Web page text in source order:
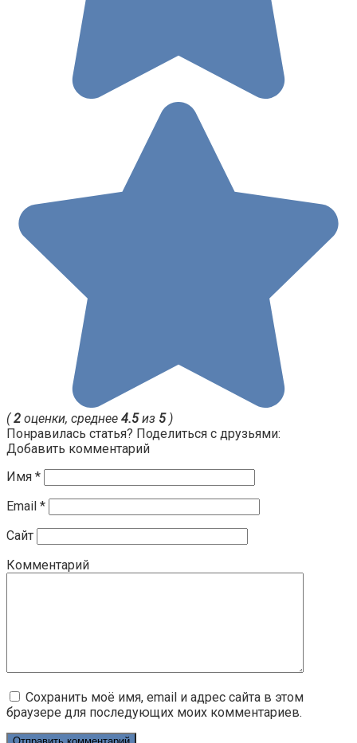
(2 оценки, среднее 4.5из 5)
Понравилась статья? Поделиться с друзьями:
Добавить комментарий
Имя *
Email *
Сайт
Комментарий
Сохранить моё имя, email и адрес сайта в этом
браузере для последующих моих комментариев.